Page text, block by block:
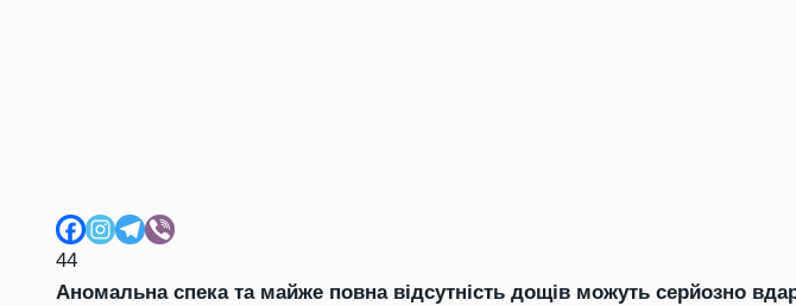
44
Аномальна спека та майже повна відсутність дощів можуть серйозно